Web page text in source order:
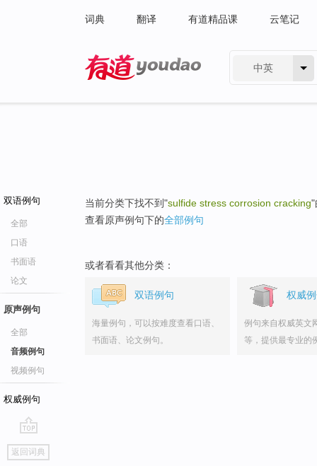
词典 翻译 有道精品课 云笔记
中英
双语例句
全部
口语
书面语
论文
原声例句
全部
音频例句
视频例句
权威例句
go
top
返回词典
当前分类下找不到"sulfide stress corrosion cracking"
查看原声例句下的全部例句
或者看看其他分类：
双语例句
海量例句，可以按难度查看口语、
书面语、论文例句。
权威
例句来自权威英文
等，提供最专业的